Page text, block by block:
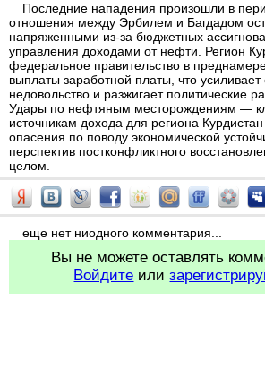
Последние нападения произошли в
отношения между Эрбилем и Багдадом
напряженными из-за бюджетных
управления доходами от нефти. Регион
федеральное правительство в
выплаты заработной платы, что
недовольство и разжигает политические
Удары по нефтяным месторождениям —
источникам дохода для региона
опасения по поводу экономической
перспектив постконфликтного
целом.
еще нет ниодного комментария...
Вы не можете оставлять
Войдите или